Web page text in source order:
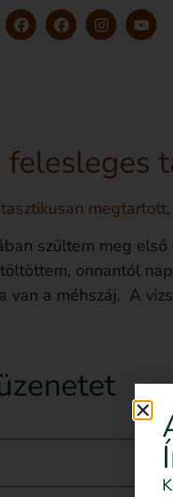
felesleges
szültem meg
onnantól
van a méhszáj. A